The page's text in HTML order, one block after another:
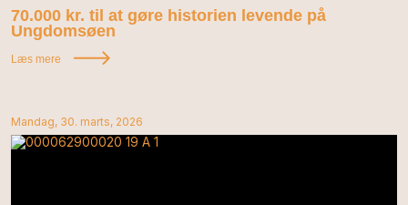
70.000 kr. til at gøre historien levende på
Ungdomsøen
Læs mere
Mandag, 30. marts, 2026